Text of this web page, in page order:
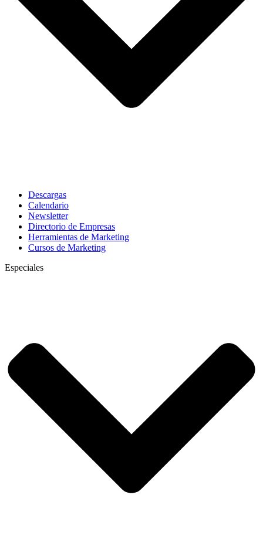
Descargas
Calendario
Newsletter
Directorio de Empresas
Herramientas de Marketing
Cursos de Marketing
Especiales